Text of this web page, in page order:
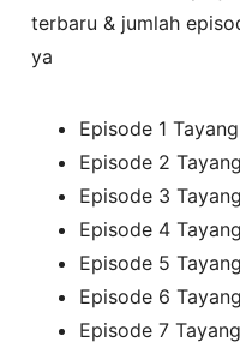
terbaru & jumlah
ya
Episode 1
Episode 2
Episode 3
Episode 4
Episode 5
Episode 6
Episode 7